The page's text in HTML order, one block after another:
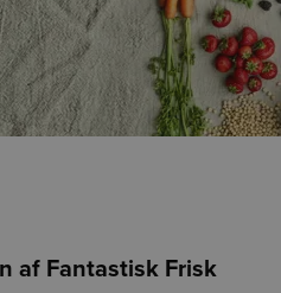
af Fantastisk Frisk